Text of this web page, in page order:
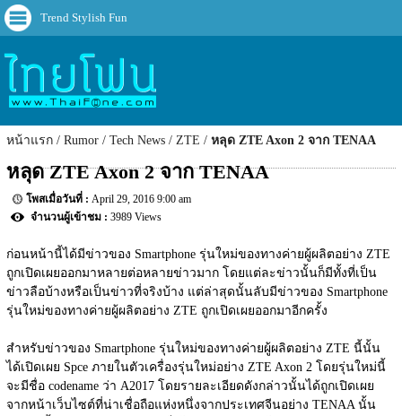
Trend Stylish Fun
หน้าแรก Rumor Tech News ZTE หลุด ZTE Axon 2 จาก TENAA
หลุด ZTE Axon 2 จาก TENAA
April 29, 2016 9:00 am
3989 Views
ก่อนหน้านี้ได้มีข่าวของ Smartphone รุ่นใหม่ของทางค่ายผู้ผลิตอย่าง ZTE
ถูกเปิดเผยออกมาหลายต่อหลายข่าวมาก โดยแต่ละข่าวนั้นก็มีทั้งที่เป็น
ข่าวลือบ้างหรือเป็นข่าวที่จริงบ้าง แต่ล่าสุดนั้นลับมีข่าวของ Smartphone
รุ่นใหม่ของทางค่ายผู้ผลิตอย่าง ZTE ถูกเปิดเผยออกมาอีกครั้ง
สำหรับข่าวของ Smartphone รุ่นใหม่ของทางค่ายผู้ผลิตอย่าง ZTE นี้นั้น
ได้เปิดเผย Spce ภายในตัวเครื่องรุ่นใหม่อย่าง ZTE Axon 2 โดยรุ่นใหม่นี้
จะมีชื่อ codename ว่า A2017 โดยรายละเอียดดังกล่าวนั้นได้ถูกเปิดเผย
จากหน้าเว็บไซต์ที่น่าเชื่อถือแห่งหนึ่งจากประเทศจีนอย่าง TENAA นั้น